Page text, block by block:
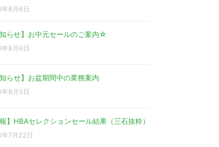
8月6日
知らせ】お中元セールのご案内☆
8月6日
知らせ】お盆期間中の業務案内
8月5日
報】HBAセレクションセール結果（三石抜粋）
7月22日